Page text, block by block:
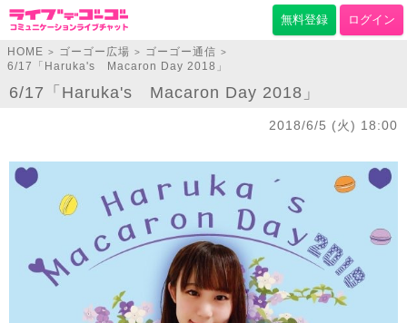
無料登録 ログイン
HOME > ゴーゴー広場 > ゴーゴー通信 >
6/17「Haruka's Macaron Day 2018」
6/17「Haruka's Macaron Day 2018」
2018/6/5 (火) 18:00